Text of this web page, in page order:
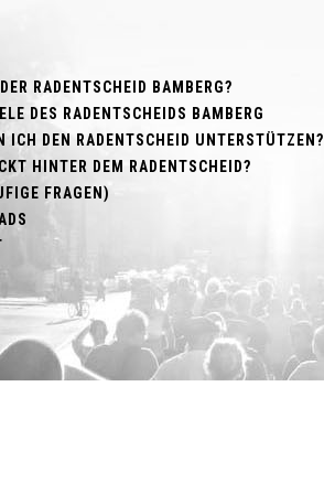
RADENTSCHEID BAMBERG?
DES RADENTSCHEIDS BAMBERG
ICH DEN RADENTSCHEID UNTERSTÜTZEN?
HINTER DEM RADENTSCHEID?
FRAGEN)